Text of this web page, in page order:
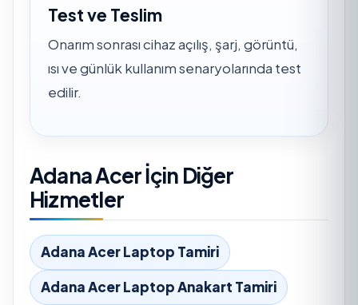
Test ve Teslim
Onarım sonrası cihaz açılış, şarj, görüntü,
ısı ve günlük kullanım senaryolarında test
edilir.
Adana Acer İçin Diğer
Hizmetler
Adana Acer Laptop Tamiri
Adana Acer Laptop Anakart Tamiri